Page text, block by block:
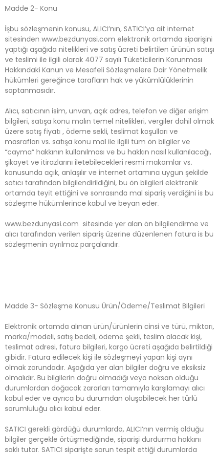
Madde 2- Konu
İşbu sözleşmenin konusu, ALICI’nın, SATICI’ya ait internet
sitesinden www.bezdunyasi.com elektronik ortamda siparişini
yaptığı aşağıda nitelikleri ve satış ücreti belirtilen ürünün satışı
ve teslimi ile ilgili olarak 4077 sayılı Tüketicilerin Korunması
Hakkındaki Kanun ve Mesafeli Sözleşmelere Dair Yönetmelik
hükümleri gereğince tarafların hak ve yükümlülüklerinin
saptanmasıdır.
Alıcı, satıcının isim, unvan, açık adres, telefon ve diğer erişim
bilgileri, satışa konu malın temel nitelikleri, vergiler dahil olmak
üzere satış fiyatı , ödeme sekli, teslimat koşulları ve
masrafları vs. satışa konu mal ile ilgili tüm ön bilgiler ve
“cayma” hakkının kullanılması ve bu hakkın nasıl kullanılacağı,
şikayet ve itirazlarını iletebilecekleri resmi makamlar vs.
konusunda açık, anlaşılır ve internet ortamına uygun şekilde
satıcı tarafından bilgilendirildiğini, bu ön bilgileri elektronik
ortamda teyit ettiğini ve sonrasında mal sipariş verdiğini is bu
sözleşme hükümlerince kabul ve beyan eder.
www.bezdunyasi.com sitesinde yer alan ön bilgilendirme ve
alıcı tarafından verilen sipariş üzerine düzenlenen fatura is bu
sözleşmenin ayrılmaz parçalarıdır.
Madde 3- Sözleşme Konusu Ürün/Ödeme/Teslimat Bilgileri
Elektronik ortamda alınan ürün/ürünlerin cinsi ve türü, miktarı,
marka/modeli, satış bedeli, ödeme şekli, teslim alacak kişi,
teslimat adresi, fatura bilgileri, kargo ücreti aşağıda belirtildiği
gibidir. Fatura edilecek kişi ile sözleşmeyi yapan kişi aynı
olmak zorundadır. Aşağıda yer alan bilgiler doğru ve eksiksiz
olmalıdır. Bu bilgilerin doğru olmadığı veya noksan olduğu
durumlardan doğacak zararları tamamıyla karşılamayı alıcı
kabul eder ve ayrıca bu durumdan oluşabilecek her türlü
sorumluluğu alıcı kabul eder.
SATICI gerekli gördüğü durumlarda, ALICI’nın vermiş olduğu
bilgiler gerçekle örtüşmediğinde, siparişi durdurma hakkını
saklı tutar. SATICI siparişte sorun tespit ettiği durumlarda